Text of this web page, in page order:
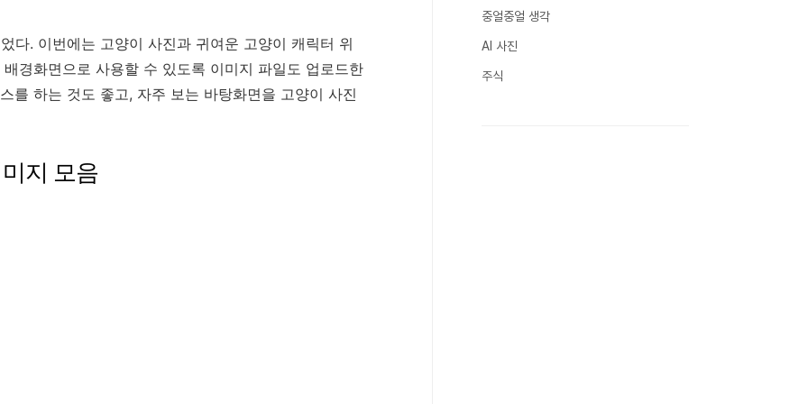
다. 이번에는 고양이 사진과 귀여운 고양이 캐릭터 위
경화면으로 사용할 수 있도록 이미지 파일도 업로드한
를 하는 것도 좋고, 자주 보는 바탕화면을 고양이 사진
지 모음
중얼중얼 생각
AI 사진
주식